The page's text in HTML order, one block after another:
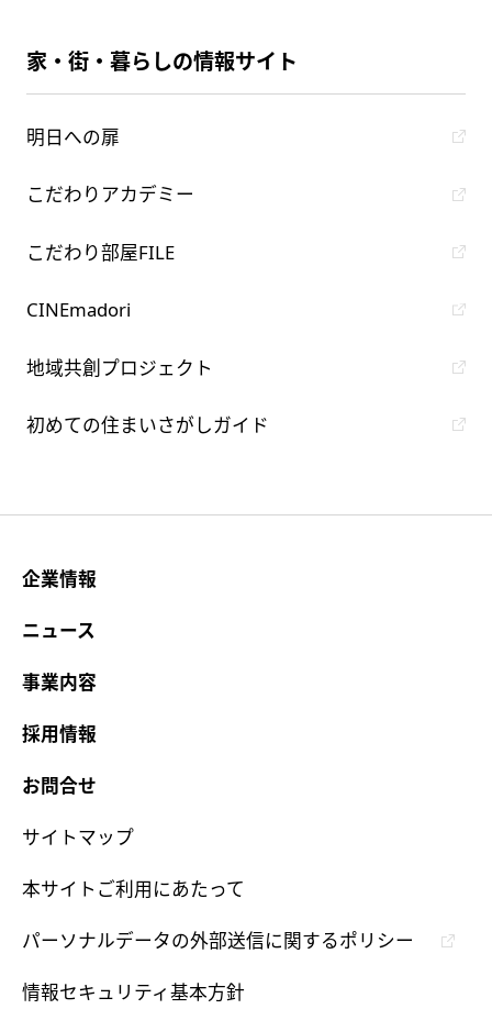
家・街・暮らしの情報サイト
明日への扉
こだわりアカデミー
こだわり部屋FILE
CINEmadori
地域共創プロジェクト
初めての住まいさがしガイド
企業情報
ニュース
事業内容
採用情報
お問合せ
サイトマップ
本サイトご利用にあたって
パーソナルデータの外部送信に関するポリシー
情報セキュリティ基本方針